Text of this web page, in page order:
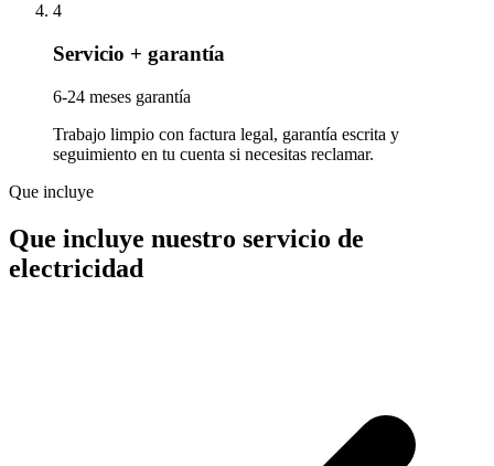
4
Servicio + garantía
6-24 meses garantía
Trabajo limpio con factura legal, garantía escrita y
seguimiento en tu cuenta si necesitas reclamar.
Que incluye
Que incluye nuestro servicio de
electricidad